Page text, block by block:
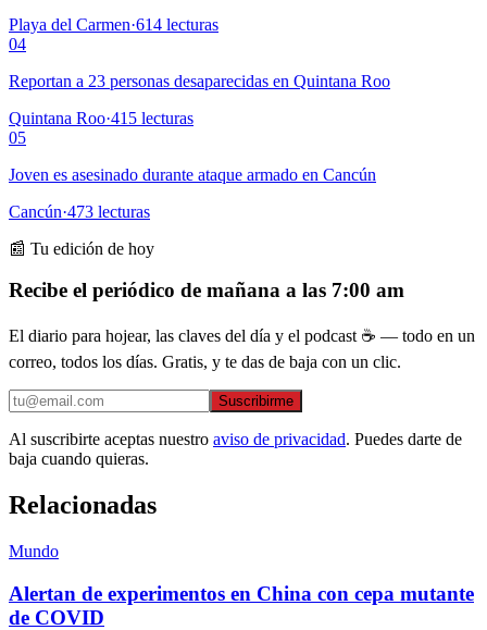
Playa del Carmen·614 lecturas
04
Reportan a 23 personas desaparecidas en Quintana Roo
Quintana Roo·415 lecturas
05
Joven es asesinado durante ataque armado en Cancún
Cancún·473 lecturas
📰 Tu edición de hoy
Recibe el periódico de mañana a las 7:00 am
El diario para hojear, las claves del día y el podcast ☕ — todo en un
correo, todos los días. Gratis, y te das de baja con un clic.
Suscribirme
Al suscribirte aceptas nuestro aviso de privacidad. Puedes darte de
baja cuando quieras.
Relacionadas
Mundo
Alertan de experimentos en China con cepa mutante
de COVID